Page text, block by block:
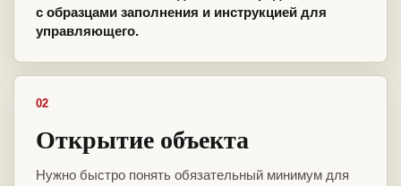
с образцами заполнения и инструкцией для
управляющего.
02
Открытие объекта
Нужно быстро понять обязательный минимум для